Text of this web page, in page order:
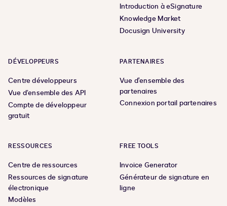
Introduction à eSignature
Knowledge Market
Docusign University
DÉVELOPPEURS
Centre développeurs
Vue d’ensemble des API
Compte de développeur
gratuit
PARTENAIRES
Vue d'ensemble des
partenaires
Connexion portail partenaires
RESSOURCES
Centre de ressources
Ressources de signature
électronique
Modèles
FREE TOOLS
Invoice Generator
Générateur de signature en
ligne